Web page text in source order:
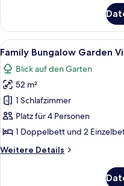
Family
Room
Alle
Fotos
für
Family
Bungalow
Garden
View
4
Family Bungalow Garden
Blick auf den Garten
52 m²
1 Schlafzimmer
Platz für 4 Personen
1 Doppelbett und 2
Weitere Details
Weitere